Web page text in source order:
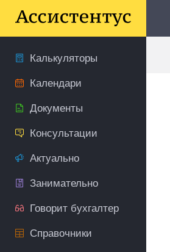
Калькуляторы
Календари
Документы
Консультации
Актуально
Занимательно
Говорит бухгалтер
Справочники